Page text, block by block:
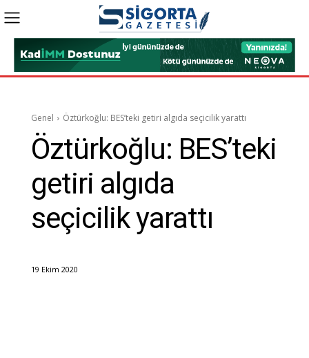
Genel Öztürkoğlu: BES’teki getiri algıda seçicilik yarattı
Öztürkoğlu: BES’teki
getiri algıda
seçicilik yarattı
19 Ekim 2020